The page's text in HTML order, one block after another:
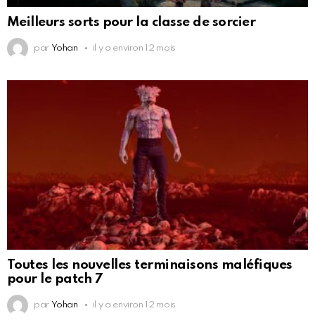
Meilleurs sorts pour la classe de sorcier
par Yohan il y a environ 12 mois
Toutes les nouvelles terminaisons maléfiques
pour le patch 7
par Yohan il y a environ 12 mois